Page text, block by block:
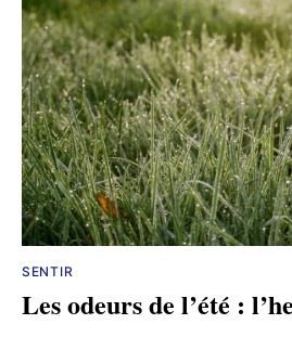
SENTIR
Les odeurs de l’été :